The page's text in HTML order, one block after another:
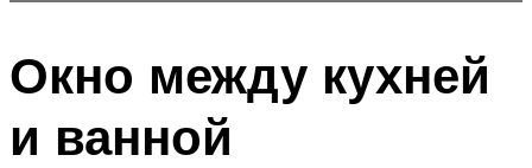
Окно между кухней
и ванной